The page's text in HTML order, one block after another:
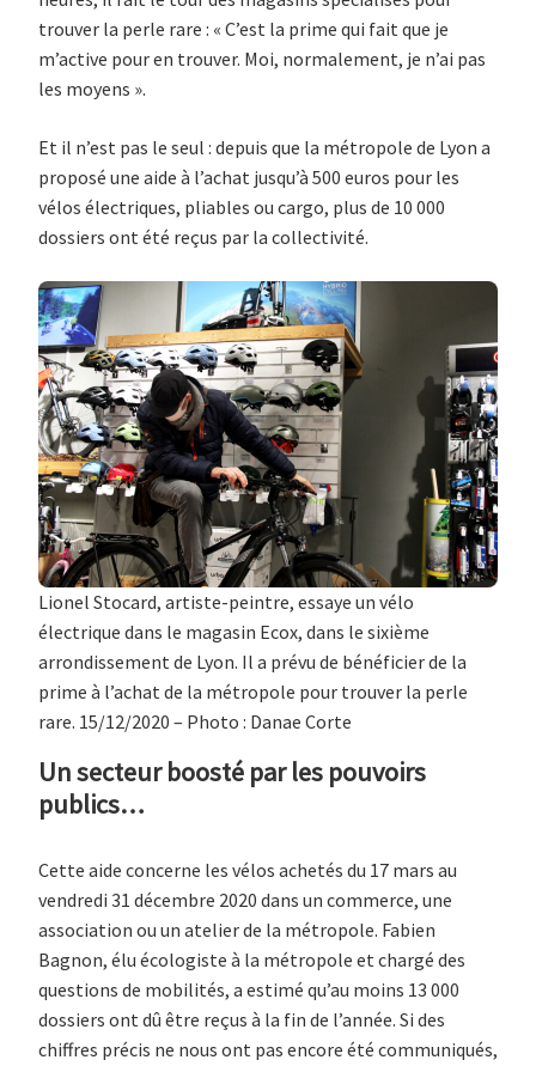
trouver la perle rare : « C’est la prime qui fait que je
m’active pour en trouver. Moi, normalement, je n’ai pas
les moyens ».
Et il n’est pas le seul : depuis que la métropole de Lyon a
proposé une aide à l’achat jusqu’à 500 euros pour les
vélos électriques, pliables ou cargo, plus de 10 000
dossiers ont été reçus par la collectivité.
Lionel Stocard, artiste-peintre, essaye un vélo
électrique dans le magasin Ecox, dans le sixième
arrondissement de Lyon. Il a prévu de bénéficier de la
prime à l’achat de la métropole pour trouver la perle
rare. 15/12/2020 – Photo : Danae Corte
Un secteur boosté par les pouvoirs
publics…
Cette aide concerne les vélos achetés du 17 mars au
vendredi 31 décembre 2020 dans un commerce, une
association ou un atelier de la métropole. Fabien
Bagnon, élu écologiste à la métropole et chargé des
questions de mobilités, a estimé qu’au moins 13 000
dossiers ont dû être reçus à la fin de l’année. Si des
chiffres précis ne nous ont pas encore été communiqués,